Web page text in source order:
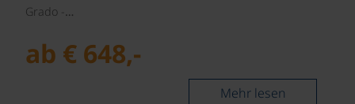
Grado -…
ab € 648,-
Mehr lesen